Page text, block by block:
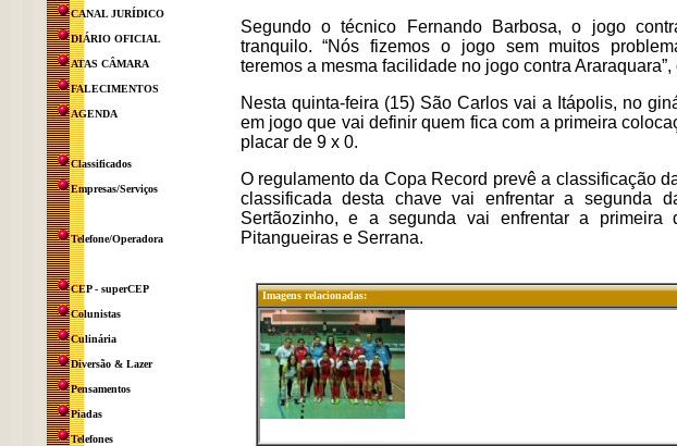
CANAL JURÍDICO
DIÁRIO OFICIAL
ATAS CÂMARA
FALECIMENTOS
AGENDA
Classificados
Empresas/Serviços
Telefone/Operadora
CEP - superCEP
Colunistas
Culinária
Diversão & Lazer
Pensamentos
Piadas
Telefones
Segundo o técnico Fernando Barbosa, o jogo
tranquilo. “Nós fizemos o jogo sem muitos
teremos a mesma facilidade no jogo contra Araraquara”,
Nesta quinta-feira (15) São Carlos vai a Itápolis, no
em jogo que vai definir quem fica com a primeira
placar de 9 x 0.
O regulamento da Copa Record prevê a classificação
classificada desta chave vai enfrentar a segunda
Sertãozinho, e a segunda vai enfrentar a
Pitangueiras e Serrana.
Imagens relacionadas: